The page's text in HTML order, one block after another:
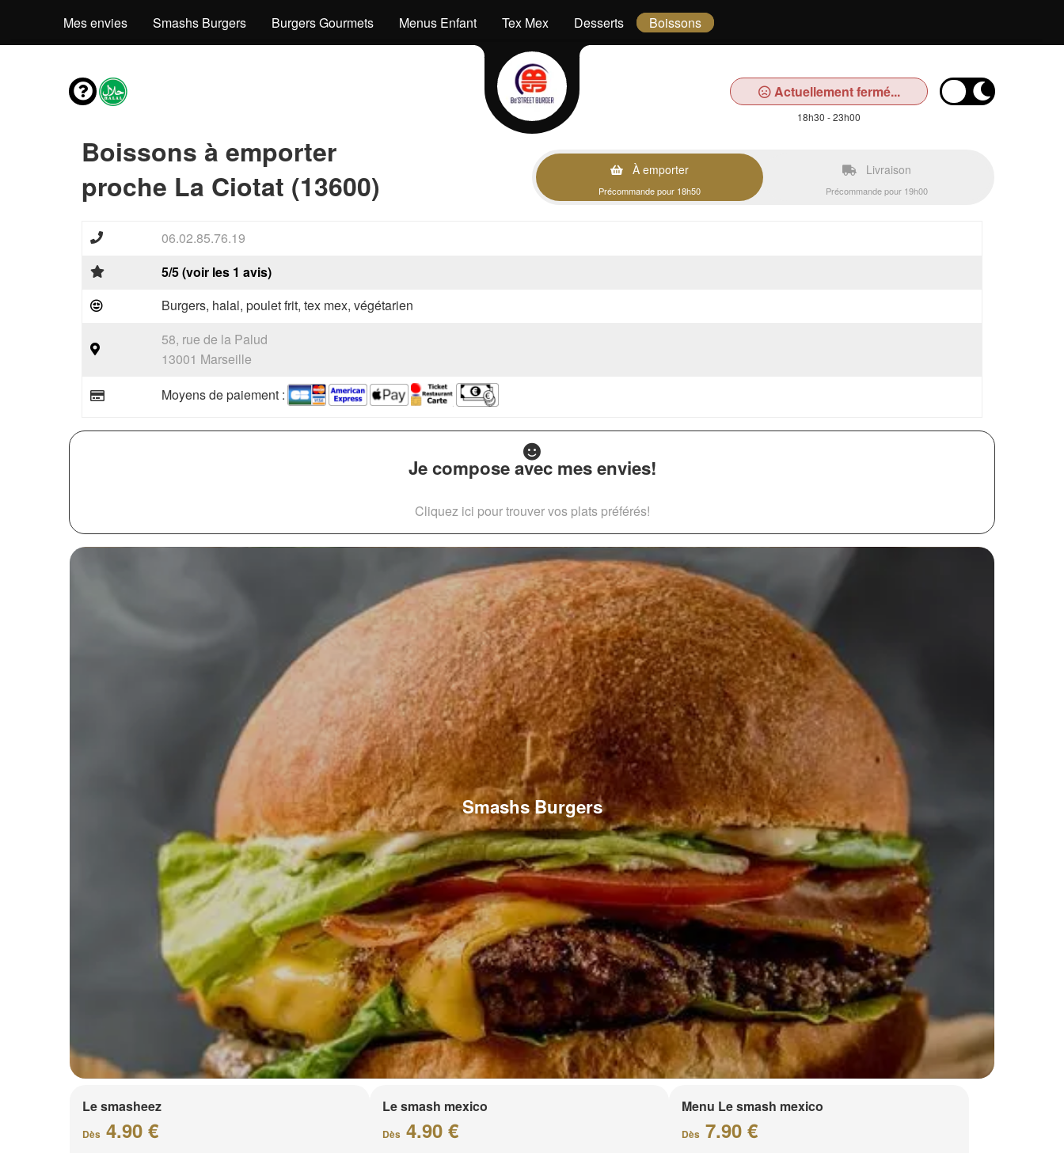
Mes envies Smashs Burgers Burgers Gourmets Menus Enfant Tex Mex Desserts Boissons
Actuellement fermé...
18h30 - 23h00
Boissons à emporter
proche La Ciotat (13600)
À emporter
Précommande pour 18h50
Livraison
Précommande pour 19h00
06.02.85.76.19
5/5 (voir les 1 avis)
Burgers, halal, poulet frit, tex mex, végétarien
58, rue de la Palud
13001 Marseille
Moyens de paiement :
Je compose avec mes envies!
Cliquez ici pour trouver vos plats préférés!
Smashs Burgers
Le smasheez
Dès 4.90 €
Le smash mexico
Dès 4.90 €
Menu Le smash mexico
Dès 7.90 €